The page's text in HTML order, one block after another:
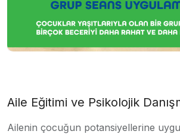
Aile Eğitimi ve Psikolojik
Ailenin çocuğun potansiyellerine